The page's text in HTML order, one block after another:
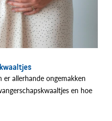
er allerhande ongemakken
en hoe